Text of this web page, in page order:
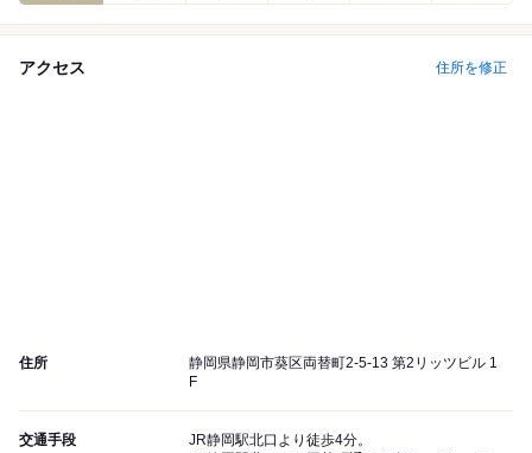
アクセス 住所を修正
住所
静岡県静岡市葵区両替町2-5-13 第2リッツビル 1
F
交通手段
JR静岡駅北口より徒歩4分。